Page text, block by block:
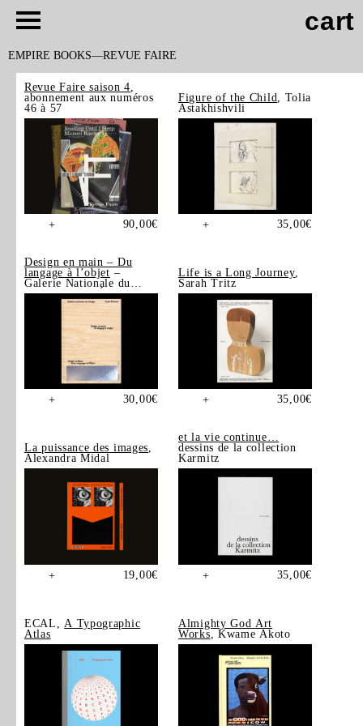
cart
EMPIRE BOOKS REVUE FAIRE
Revue Faire saison 4
abonnement aux numéros
46 à 57
+ 90,00€
Figure of the Child
, Tolia
Astakhishvili
+ 35,00€
Design en main – Du
langage à l’objet –
Galerie Nationale du
Design, Saint-Étienne
+ 30,00€
Life is a Long Journey,
Sarah Tritz
+ 35,00€
La puissance des images,
Alexandra Midal
+ 19,00€
et la vie continue…
dessins de la collection
Karmitz
+ 35,00€
ECAL, A Typographic
Atlas
Almighty God Art
Works , Kwame Akoto